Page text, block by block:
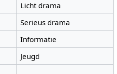
Licht drama
Serieus drama
Informatie
Jeugd